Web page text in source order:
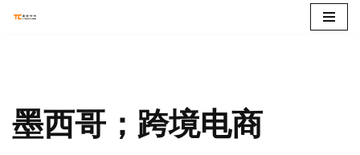
文
墨西哥；跨境电商